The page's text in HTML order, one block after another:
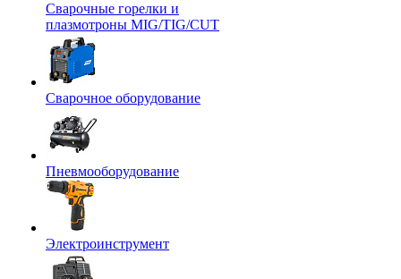
Сварочные горелки и
плазмотроны MIG/TIG/CUT
Сварочное оборудование
Пневмооборудование
Электроинструмент